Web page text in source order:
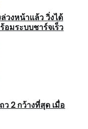
ล่วงหน้าแล้ว วิ่งได้
อมระบบชาร์จเร็ว
2 กว้างที่สุด เมื่อ